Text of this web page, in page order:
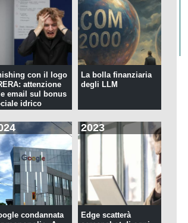
con il logo
attenzione
email sul bonus
idrico
La bolla finanziaria
degli LLM
condannata
2023
Edge scatterà